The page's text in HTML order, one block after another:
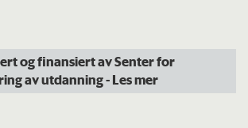
og finansiert av Senter for
av utdanning- Les mer